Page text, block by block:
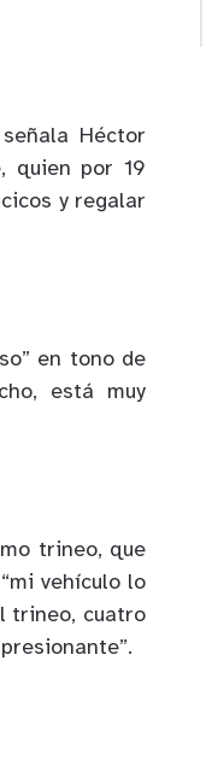
Héctor
quien por 19
y regalar
en tono de
está muy
trineo, que
vehículo lo
trineo, cuatro